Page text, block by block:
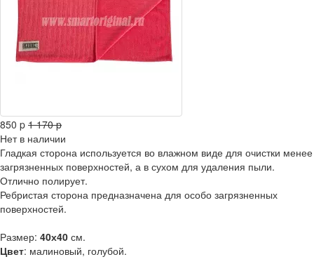
850 p 1 170 p
Нет в наличии
Гладкая сторона используется во влажном виде для очистки менее
загрязненных поверхностей, а в сухом для удаления пыли.
Отлично полирует.
Ребристая сторона предназначена для особо загрязненных
поверхностей.
Размер: 40х40 см.
Цвет: малиновый, голубой.